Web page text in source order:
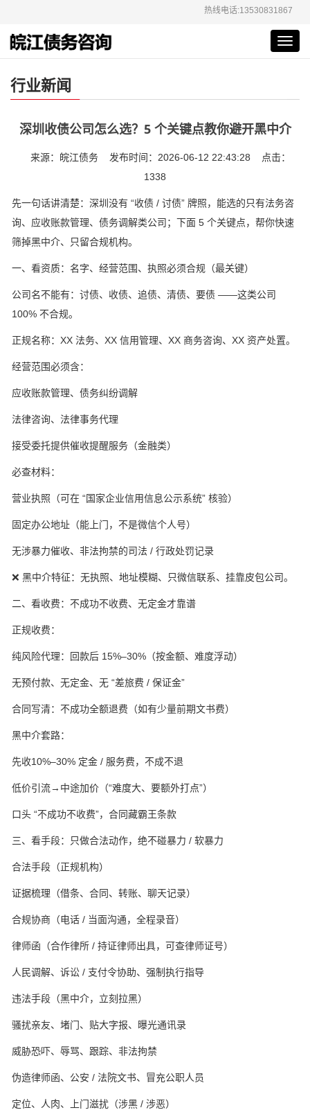
热线电话:13530831867
行业新闻
深圳收债公司怎么选？5 个关键点教你避开黑中介
来源：皖江债务 发布时间：2026-06-12 22:43:28 点击：
1338
先一句话讲清楚：深圳没有 “收债 / 讨债” 牌照，能选的只有法务咨
询、应收账款管理、债务调解类公司；下面 5 个关键点，帮你快速
筛掉黑中介、只留合规机构。
一、看资质：名字、经营范围、执照必须合规（最关键）
公司名不能有：讨债、收债、追债、清债、要债 ——这类公司
100% 不合规。
正规名称：XX 法务、XX 信用管理、XX 商务咨询、XX 资产处置。
经营范围必须含：
应收账款管理、债务纠纷调解
法律咨询、法律事务代理
接受委托提供催收提醒服务（金融类）
必查材料：
营业执照（可在 “国家企业信用信息公示系统” 核验）
固定办公地址（能上门，不是微信个人号）
无涉暴力催收、非法拘禁的司法 / 行政处罚记录
❌ 黑中介特征：无执照、地址模糊、只微信联系、挂靠皮包公司。
二、看收费：不成功不收费、无定金才靠谱
正规收费：
纯风险代理：回款后 15%–30%（按金额、难度浮动）
无预付款、无定金、无 “差旅费 / 保证金”
合同写清：不成功全额退费（如有少量前期文书费）
黑中介套路：
先收10%–30% 定金 / 服务费，不成不退
低价引流→中途加价（“难度大、要额外打点”）
口头 “不成功不收费”，合同藏霸王条款
三、看手段：只做合法动作，绝不碰暴力 / 软暴力
合法手段（正规机构）
证据梳理（借条、合同、转账、聊天记录）
合规协商（电话 / 当面沟通，全程录音）
律师函（合作律所 / 持证律师出具，可查律师证号）
人民调解、诉讼 / 支付令协助、强制执行指导
违法手段（黑中介，立刻拉黑）
骚扰亲友、堵门、贴大字报、曝光通讯录
威胁恐吓、辱骂、跟踪、非法拘禁
伪造律师函、公安 / 法院文书、冒充公职人员
定位、人肉、上门滋扰（涉黑 / 涉恶）